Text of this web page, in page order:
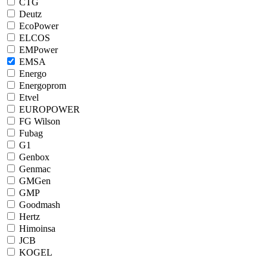
CTG
Deutz
EcoPower
ELCOS
EMPower
EMSA
Energo
Energoprom
Etvel
EUROPOWER
FG Wilson
Fubag
G1
Genbox
Genmac
GMGen
GMP
Goodmash
Hertz
Himoinsa
JCB
KOGEL